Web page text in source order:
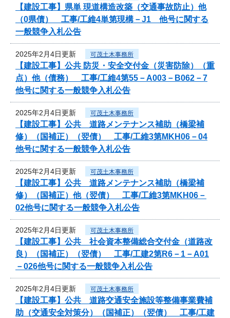
【建設工事】県単 現道構造改築（交通事故防止）他
（0県債） 工事/工維4単第現構－J1 他号に関する
一般競争入札公告
2025年2月4日更新 可茂土木事務所
【建設工事】公共 防災・安全交付金（災害防除）（重
点）他（債務） 工事/工維4第55－A003－B062－7
他号に関する一般競争入札公告
2025年2月4日更新 可茂土木事務所
【建設工事】公共 道路メンテナンス補助（橋梁補
修）（国補正）（翌債） 工事/工維3第MKH06－04
他号に関する一般競争入札公告
2025年2月4日更新 可茂土木事務所
【建設工事】公共 道路メンテナンス補助（橋梁補
修）（国補正）他（翌債） 工事/工維3第MKH06－
02他号に関する一般競争入札公告
2025年2月4日更新 可茂土木事務所
【建設工事】公共 社会資本整備総合交付金（道路改
良）（国補正）（翌債） 工事/工建2第R6－1－A01
－026他号に関する一般競争入札公告
2025年2月4日更新 可茂土木事務所
【建設工事】公共 道路交通安全施設等整備事業費補
助（交通安全対策分）（国補正）（翌債） 工事/工建